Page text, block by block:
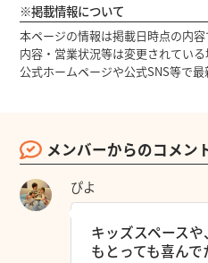
※掲載情報について
本ページの情報は掲載日時点の内
内容・営業状況等は変更されてい
公式ホームページや公式SNS等で最
メンバーからのコメン
ぴよ
キッズスペース
もとっても喜んで